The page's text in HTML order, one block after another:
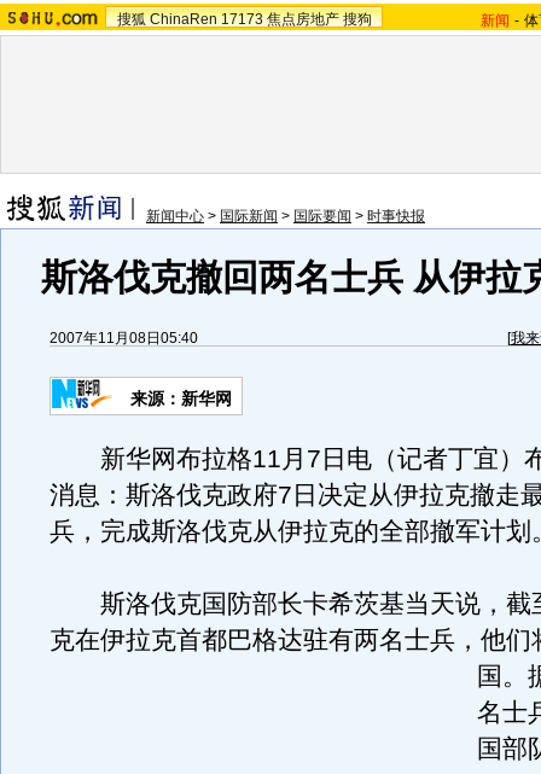
搜狐 ChinaRen 17173 焦点房地产 搜狗 新闻 -
新闻中心 > 国际新闻 > 国际要闻 > 时事快报
斯洛伐克撤回两名士兵 从伊拉
2007年11月08日05:40 [我
来源：新华网
新华网布拉格11月7日电（记者丁宜）
消息：斯洛伐克政府7日决定从伊拉克撤走
兵，完成斯洛伐克从伊拉克的全部撤军计划
斯洛伐克国防部长卡希茨基当天说，截
克在伊拉克首都巴格达驻有两名士兵，他们
国。
名士
国部